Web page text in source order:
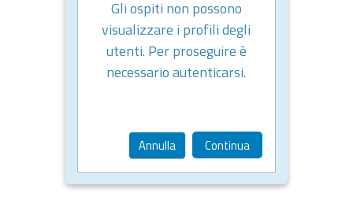
Gli ospiti non possono
visualizzare i profili degli
utenti. Per proseguire è
necessario autenticarsi.
Annulla Continua